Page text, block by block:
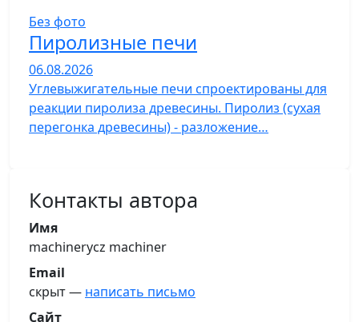
Без фото
Пиролизные печи
06.08.2026
Углевыжигательные печи спроектированы для
реакции пиролиза древесины. Пиролиз (сухая
перегонка древесины) - разложение…
Контакты автора
Имя
machinerycz machiner
Email
скрыт — написать письмо
Сайт